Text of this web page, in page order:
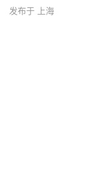
发布于 上海